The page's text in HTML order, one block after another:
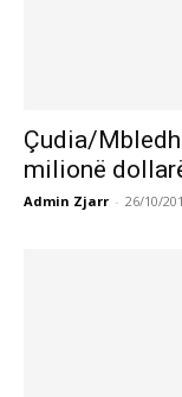
Çudia/
milionë
Admin Zjarr - 26/10/